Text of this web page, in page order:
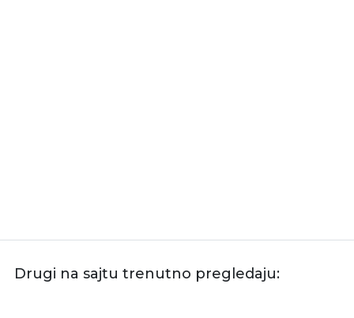
Drugi na sajtu trenutno pregledaju: